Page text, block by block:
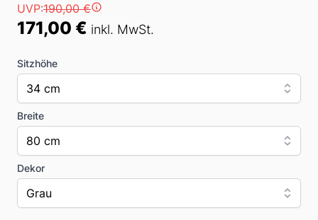
Preis
UVP:190,00 €
171,00 € inkl. MwSt.
Sitzhöhe
34 cm
Breite
80 cm
Dekor
Grau